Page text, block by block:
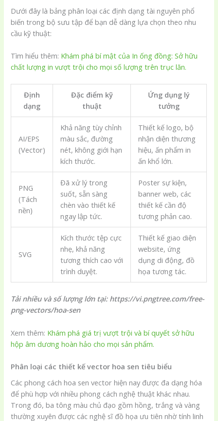
Dưới đây là bảng phân loại các định dạng tài nguyên phổ
biến trong bộ sưu tập để bạn dễ dàng lựa chọn theo nhu
cầu kỹ thuật:
Tìm hiểu thêm: Khám phá bí mật của In ống đồng: Sở hữu
chất lượng in vượt trội cho mọi số lượng trên trục lăn.
Định
dạng
Đặc điểm kỹ
thuật
Ứng dụng lý
tưởng
AI/EPS
(Vector)
Khả năng tùy chỉnh
màu sắc, đường
nét, không giới hạn
kích thước.
Thiết kế logo, bộ
nhận diện thương
hiệu, ấn phẩm in
ấn khổ lớn.
PNG
(Tách
nền)
Đã xử lý trong
suốt, sẵn sàng
chèn vào thiết kế
ngay lập tức.
Poster sự kiện,
banner web, các
thiết kế cần độ
tương phản cao.
SVG
Kích thước tệp cực
nhẹ, khả năng
tương thích cao với
trình duyệt.
Thiết kế giao diện
website, ứng
dụng di động, đồ
họa tương tác.
Tải nhiều và số lượng lớn tại: https://vi.pngtree.com/free-
png-vectors/hoa-sen
Xem thêm: Khám phá giá trị vượt trội và bí quyết sở hữu
hộp âm dương hoàn hảo cho mọi sản phẩm.
Phân loại các thiết kế vector hoa sen tiêu biểu
Các phong cách hoa sen vector hiện nay được đa dạng hóa
để phù hợp với nhiều phong cách nghệ thuật khác nhau.
Trong đó, ba tông màu chủ đạo gồm hồng, trắng và vàng
thường xuyên được các nghệ sĩ đồ họa ưu tiên nhờ tính linh